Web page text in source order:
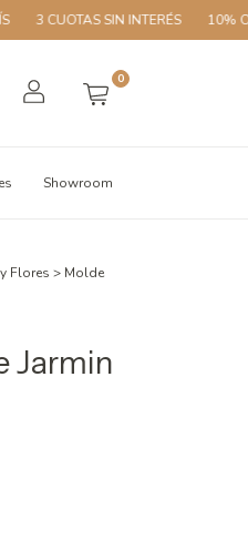
SIN INTERÉS 10% OFF CON
0
Showroom
Flores > Molde
Jarmin